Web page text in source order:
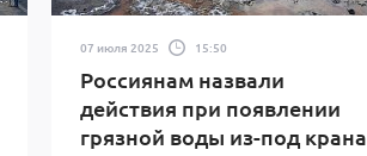
07 июля 2025 15:50
Россиянам назвали
действия при появлении
грязной воды из-под крана